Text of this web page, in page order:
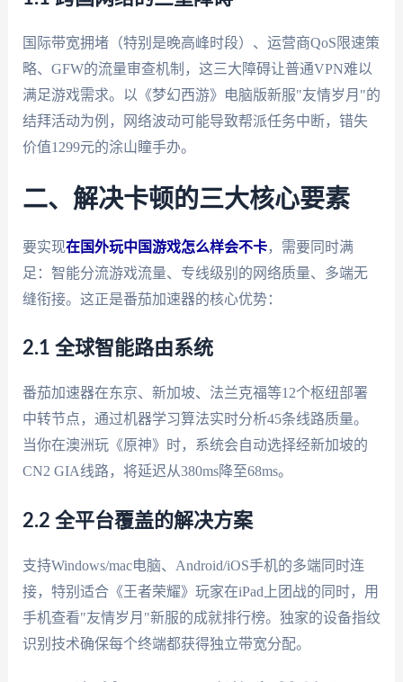
国际带宽拥堵（特别是晚高峰时段）、运营商QoS限速策
略、GFW的流量审查机制，这三大障碍让普通VPN难以
满足游戏需求。以《梦幻西游》电脑版新服"友情岁月"的
结拜活动为例，网络波动可能导致帮派任务中断，错失
价值1299元的涂山瞳手办。
二、解决卡顿的三大核心要素
要实现在国外玩中国游戏怎么样会不卡，需要同时满
足：智能分流游戏流量、专线级别的网络质量、多端无
缝衔接。这正是番茄加速器的核心优势：
2.1 全球智能路由系统
番茄加速器在东京、新加坡、法兰克福等12个枢纽部署
中转节点，通过机器学习算法实时分析45条线路质量。
当你在澳洲玩《原神》时，系统会自动选择经新加坡的
CN2 GIA线路，将延迟从380ms降至68ms。
2.2 全平台覆盖的解决方案
支持Windows/mac电脑、Android/iOS手机的多端同时连
接，特别适合《王者荣耀》玩家在iPad上团战的同时，用
手机查看"友情岁月"新服的成就排行榜。独家的设备指纹
识别技术确保每个终端都获得独立带宽分配。